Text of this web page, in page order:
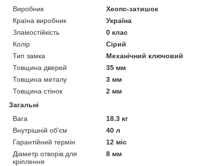
Виробник
Хеопс-затишок
Країна виробник
Україна
Зламостійкість
0 клас
Колір
Сірий
Тип замка
Механічний ключовий
Товщина дверей
35 мм
Товщина металу
3 мм
Товщина стінок
2 мм
Загальні
Вага
18.3 кг
Внутрішній об'єм
40 л
Гарантійний термін
12 міс
Діаметр отворів для
кріплення
8 мм